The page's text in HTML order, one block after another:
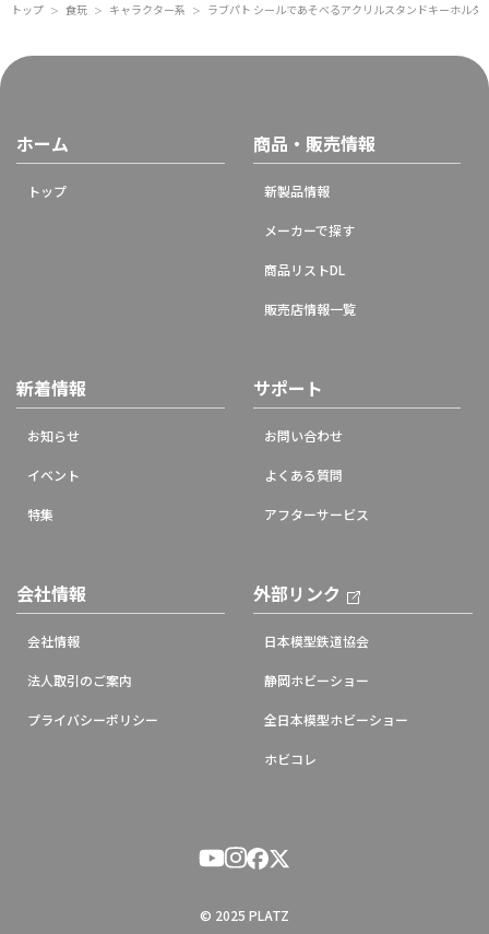
トップ ＞ 食玩 ＞ キャラクター系 ＞ ラブパト シールであそべるアクリルスタンドキーホルダ
ホーム
トップ
商品・販売情報
新製品情報
メーカーで探す
商品リストDL
販売店情報一覧
新着情報
お知らせ
イベント
特集
サポート
お問い合わせ
よくある質問
アフターサービス
会社情報
会社情報
法人取引のご案内
プライバシーポリシー
外部リンク
日本模型鉄道協会
静岡ホビーショー
全日本模型ホビーショー
ホビコレ
© 2025 PLATZ